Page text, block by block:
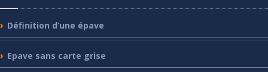
Définition d’une épave
Epave sans carte grise